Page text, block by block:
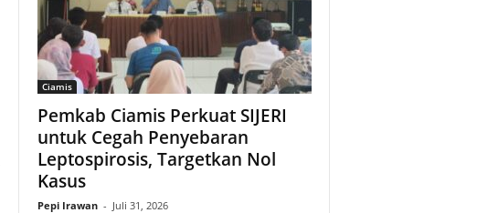
Ciamis
Pemkab Ciamis Perkuat SIJERI
untuk Cegah Penyebaran
Leptospirosis, Targetkan Nol
Kasus
Pepi Irawan - Juli 31, 2026